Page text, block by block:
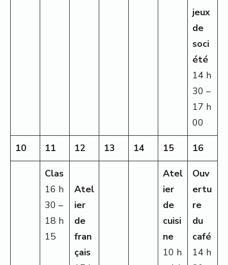
jeux
de
soci
été
14 h
30 –
17 h
00
10 11 12 13 14 15 16
Clas
16 h
30 –
18 h
15
Atel
ier
de
fran
çais
Atel
ier
de
cuisi
ne
10 h
Ouv
ertu
re
du
café
14 h